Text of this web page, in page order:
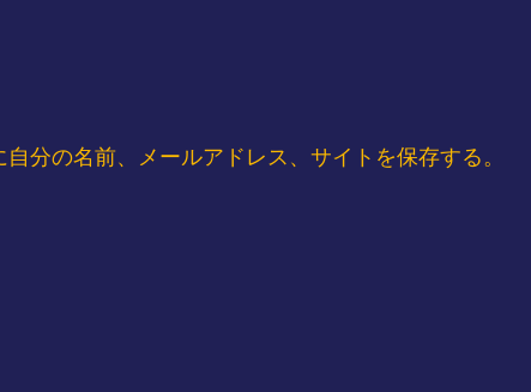
分の名前、メールアドレス、サイトを保存する。